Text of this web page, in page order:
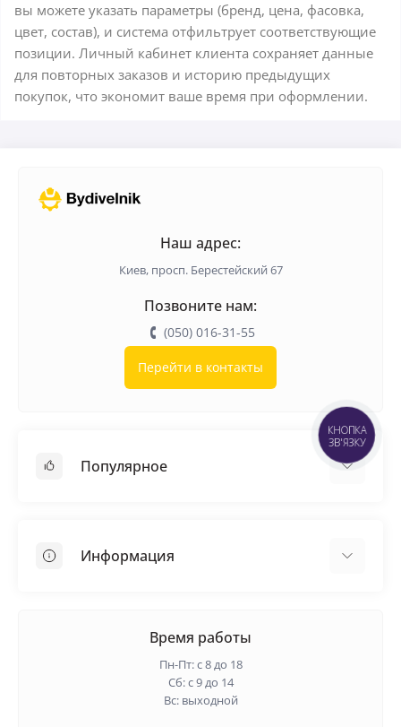
вы можете указать параметры (бренд, цена, фасовка,
цвет, состав), и система отфильтрует соответствующие
позиции. Личный кабинет клиента сохраняет данные
для повторных заказов и историю предыдущих
покупок, что экономит ваше время при оформлении.
Наш адрес:
Киев, просп. Берестейский 67
Позвоните нам:
(050) 016-31-55
Перейти в контакты
Популярное
Самовыравнивающая смесь
Информация
Время работы
Пн-Пт: с 8 до 18
Сб: с 9 до 14
Вс: выходной
КНОПКА
ЗВ'ЯЗКУ